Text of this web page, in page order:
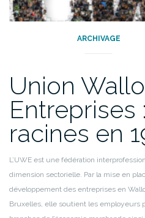
ARCHIVAGE
Union
Entreprises
racines en
L’UWE est une fédération
dimension sectorielle. Par la mise en
développement des entreprises en
Bruxelles, elle soutient les employeurs